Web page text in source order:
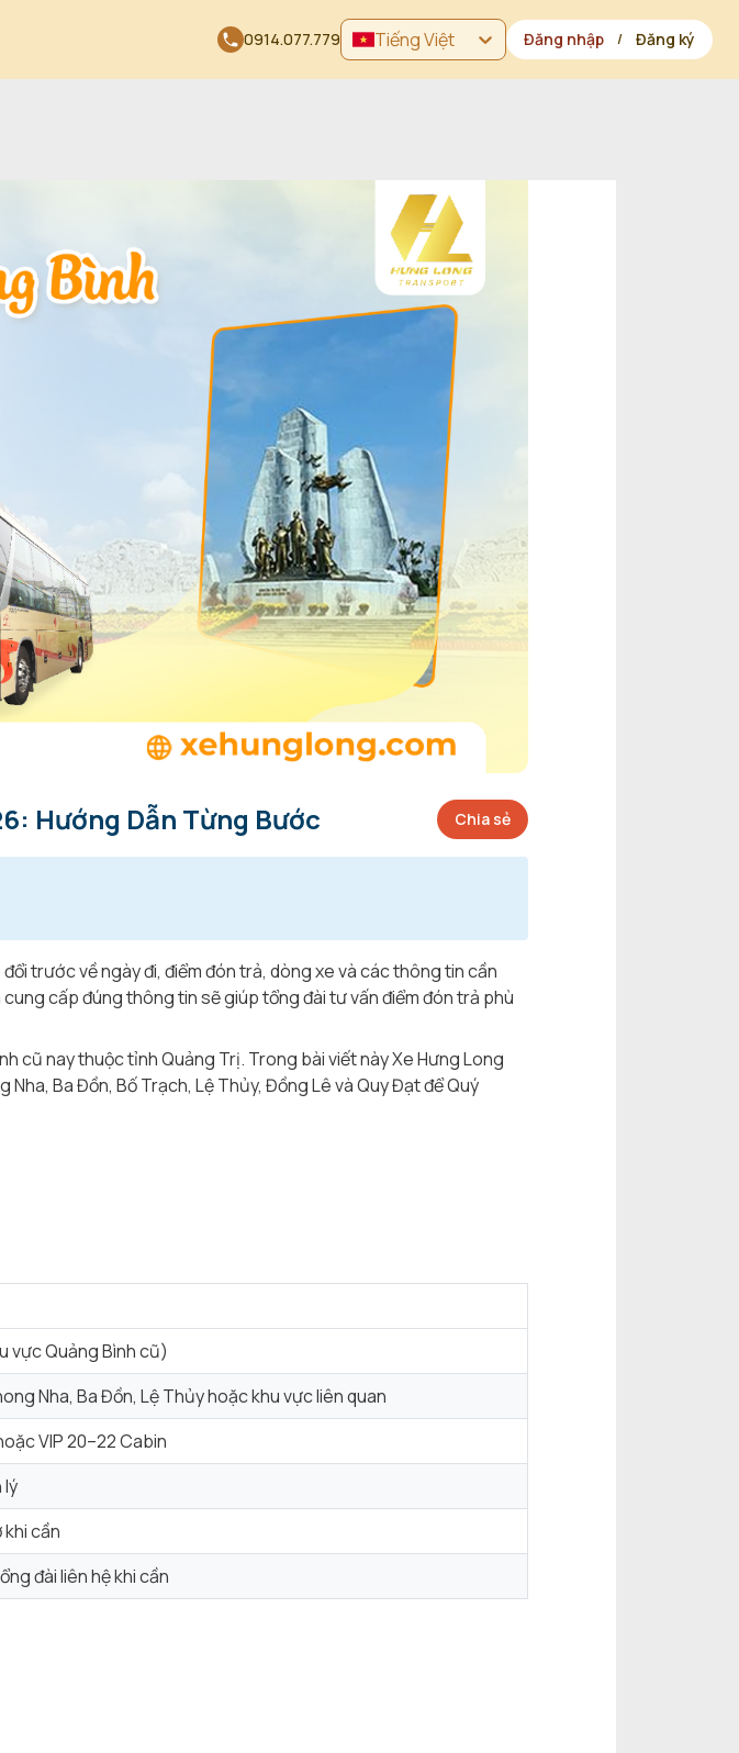
0914.077.779 Tiếng Việt Đăng nhập / Đăng ký
Hướng Dẫn Từng Bước Chia sẻ
trước về ngày đi, điểm đón trả, dòng xe và các thông tin cần
cấp đúng thông tin sẽ giúp tổng đài tư vấn điểm đón trả phù
cũ nay thuộc tỉnh Quảng Trị. Trong bài viết này Xe Hưng Long
Ba Đồn, Bố Trạch, Lệ Thủy, Đồng Lê và Quy Đạt để Quý
vực Quảng Bình cũ)
Nha, Ba Đồn, Lệ Thủy hoặc khu vực liên quan
VIP 20–22 Cabin
lý
khi cần
đài liên hệ khi cần